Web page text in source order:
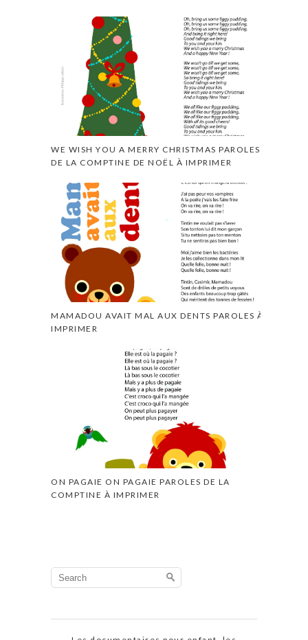
WE WISH YOU A MERRY CHRISTMAS PAROLES
DE LA COMPTINE DE NOËL À IMPRIMER
MAMADOU AVAIT MAL AUX DENTS PAROLES À
IMPRIMER
ON PAGAIE ON PAGAIE PAROLES DE LA
COMPTINE À IMPRIMER
Search
for: